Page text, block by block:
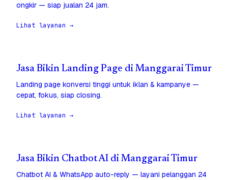
ongkir — siap jualan 24 jam.
Lihat layanan →
Jasa Bikin Landing Page di Manggarai Timur
Landing page konversi tinggi untuk iklan & kampanye —
cepat, fokus, siap closing.
Lihat layanan →
Jasa Bikin Chatbot AI di Manggarai Timur
Chatbot AI & WhatsApp auto-reply — layani pelanggan 24